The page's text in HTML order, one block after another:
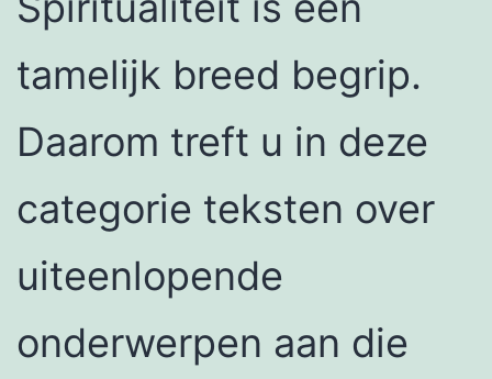
tamelijk breed begrip.
Daarom treft u in deze
categorie teksten over
uiteenlopende
onderwerpen aan die